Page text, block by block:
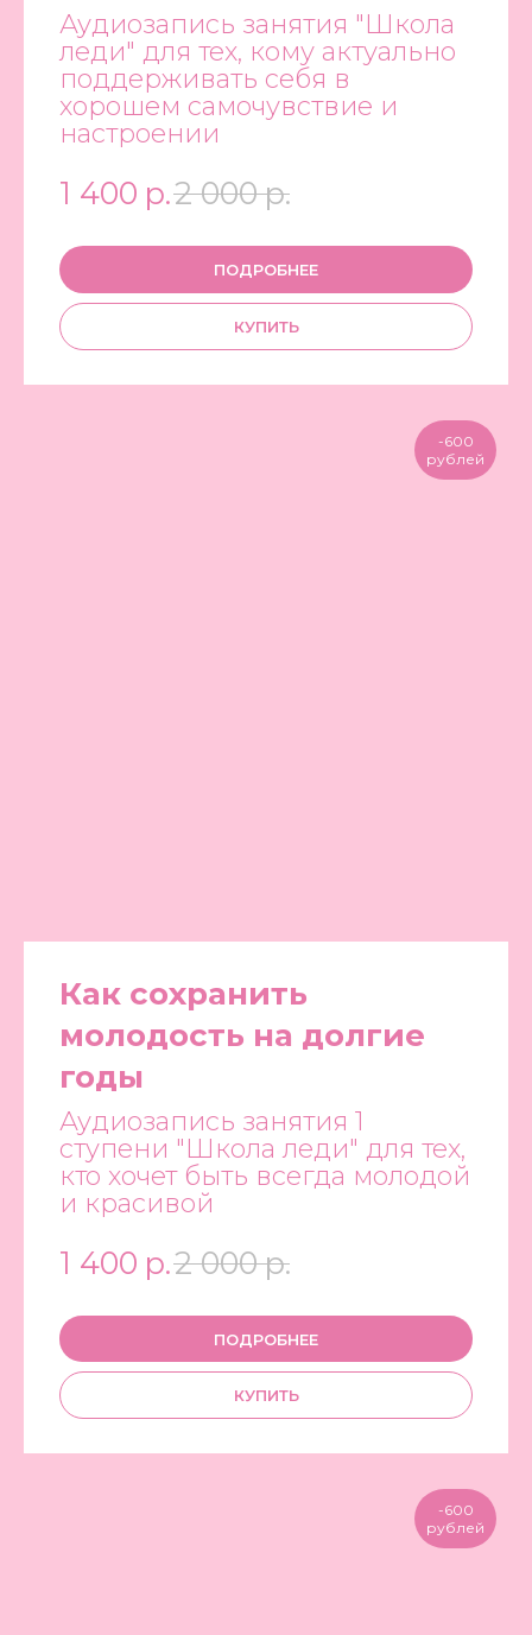
Аудиозапись занятия "Школа
леди" для тех, кому актуально
поддерживать себя в
хорошем самочувствие и
настроении
1 400 р.2 000р.
ПОДРОБНЕЕ
КУПИТЬ
-600
рублей
Как сохранить
молодость на долгие
годы
Аудиозапись занятия 1
ступени "Школа леди" для тех,
кто хочет быть всегда молодой
и красивой
1 400 р.2 000р.
ПОДРОБНЕЕ
КУПИТЬ
-600
рублей